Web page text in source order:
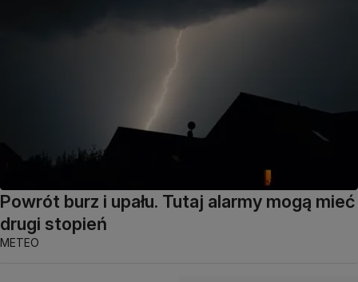
Powrót burz i upału. Tutaj alarmy mogą mieć
drugi stopień
METEO